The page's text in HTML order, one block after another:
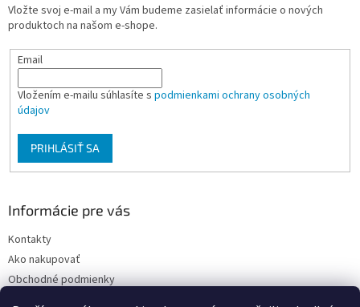
Vložte svoj e-mail a my Vám budeme zasielať informácie o nových
produktoch na našom e-shope.
Email
Vložením e-mailu súhlasíte s podmienkami ochrany osobných
údajov
PRIHLÁSIŤ SA
Informácie pre vás
Kontakty
Ako nakupovať
Obchodné podmienky